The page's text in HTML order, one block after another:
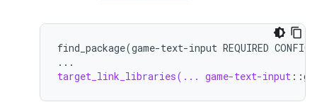
find_package(game-text-input REQUIRED CONFIG)
...
target_link_libraries(... game-text-input ::